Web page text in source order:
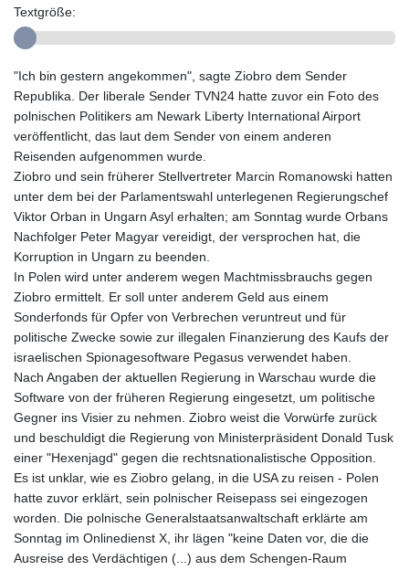
Textgröße:
"Ich bin gestern angekommen", sagte Ziobro dem Sender
Republika. Der liberale Sender TVN24 hatte zuvor ein Foto des
polnischen Politikers am Newark Liberty International Airport
veröffentlicht, das laut dem Sender von einem anderen
Reisenden aufgenommen wurde.
Ziobro und sein früherer Stellvertreter Marcin Romanowski hatten
unter dem bei der Parlamentswahl unterlegenen Regierungschef
Viktor Orban in Ungarn Asyl erhalten; am Sonntag wurde Orbans
Nachfolger Peter Magyar vereidigt, der versprochen hat, die
Korruption in Ungarn zu beenden.
In Polen wird unter anderem wegen Machtmissbrauchs gegen
Ziobro ermittelt. Er soll unter anderem Geld aus einem
Sonderfonds für Opfer von Verbrechen veruntreut und für
politische Zwecke sowie zur illegalen Finanzierung des Kaufs der
israelischen Spionagesoftware Pegasus verwendet haben.
Nach Angaben der aktuellen Regierung in Warschau wurde die
Software von der früheren Regierung eingesetzt, um politische
Gegner ins Visier zu nehmen. Ziobro weist die Vorwürfe zurück
und beschuldigt die Regierung von Ministerpräsident Donald Tusk
einer "Hexenjagd" gegen die rechtsnationalistische Opposition.
Es ist unklar, wie es Ziobro gelang, in die USA zu reisen - Polen
hatte zuvor erklärt, sein polnischer Reisepass sei eingezogen
worden. Die polnische Generalstaatsanwaltschaft erklärte am
Sonntag im Onlinedienst X, ihr lägen "keine Daten vor, die die
Ausreise des Verdächtigen (...) aus dem Schengen-Raum